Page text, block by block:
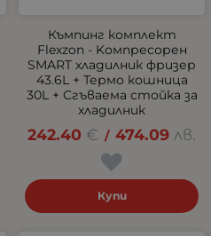
Къмпинг комплект
Flexzon - Kомпресорен
SMART хладилник фризер
43.6L + Термо кошница
30L + Сгъваема стойка за
хладилник
242.40 € / 474.09 лв.
Купи